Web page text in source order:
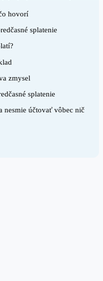
hovorí
splatenie
zmysel
splatenie
nesmie účtovať vôbec nič